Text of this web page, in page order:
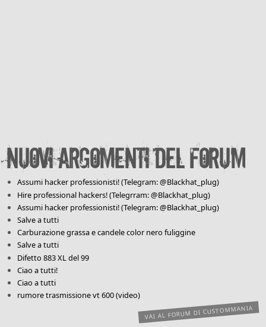
Nuovi argomenti del forum
Assumi hacker professionisti! (Telegram: @Blackhat_plug)
Hire professional hackers! (Telegrram: @Blackhat_plug)
Assumi hacker professionisti! (Telegram: @Blackhat_plug)
Salve a tutti
Carburazione grassa e candele color nero fuliggine
Salve a tutti
Difetto 883 XL del 99
Ciao a tutti!
Ciao a tutti
rumore trasmissione vt 600 (video)
VAI AL FORUM DI CUSTOMMANIA